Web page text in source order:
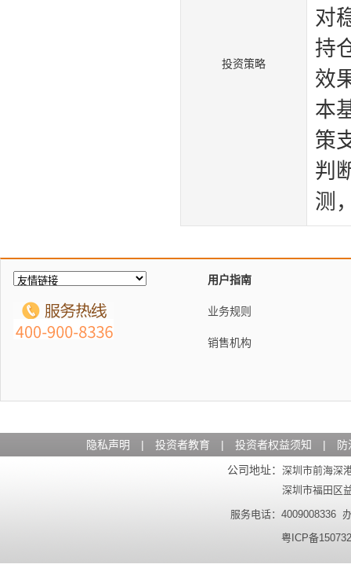
投资策略
对
持
效
本
策
判
测
用户指南
业务规则
销售机构
隐私声明 | 投资者教育 | 投资者权益须知 |
公司地址： 深圳市前海深
深圳市福田区
服务电话：4009008336
粤ICP备